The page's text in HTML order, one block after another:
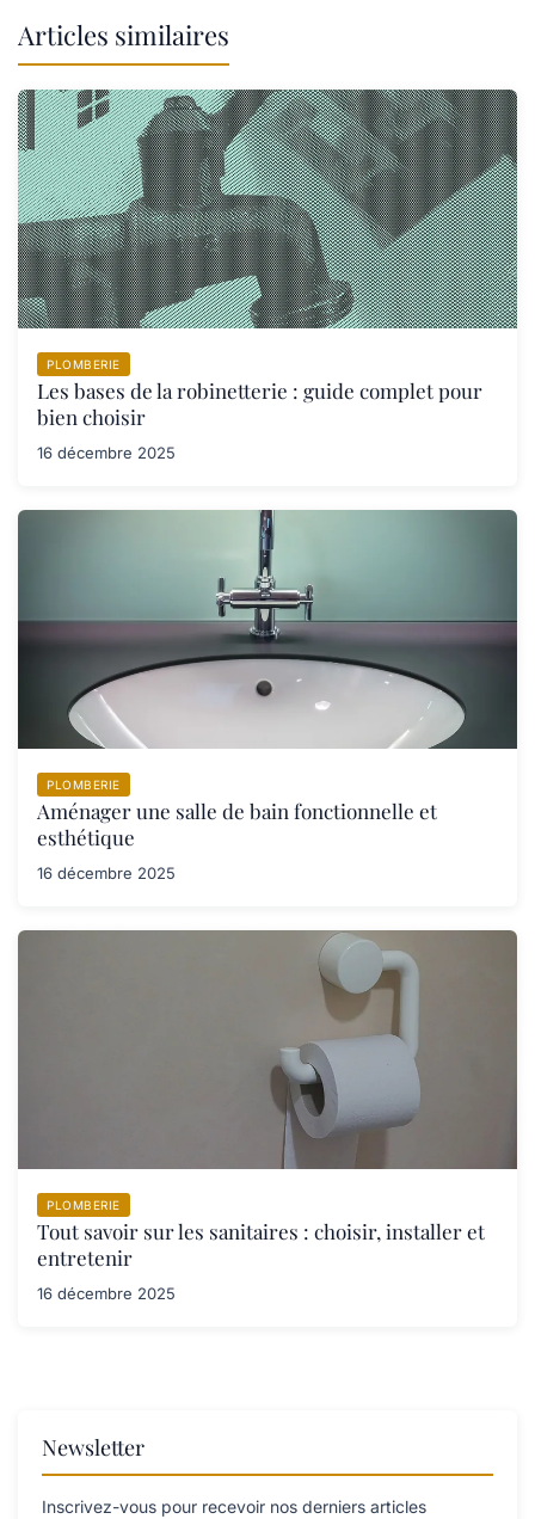
Articles similaires
PLOMBERIE
Les bases de la robinetterie : guide complet pour
bien choisir
16 décembre 2025
PLOMBERIE
Aménager une salle de bain fonctionnelle et
esthétique
16 décembre 2025
PLOMBERIE
Tout savoir sur les sanitaires : choisir, installer et
entretenir
16 décembre 2025
Newsletter
Inscrivez-vous pour recevoir nos derniers articles